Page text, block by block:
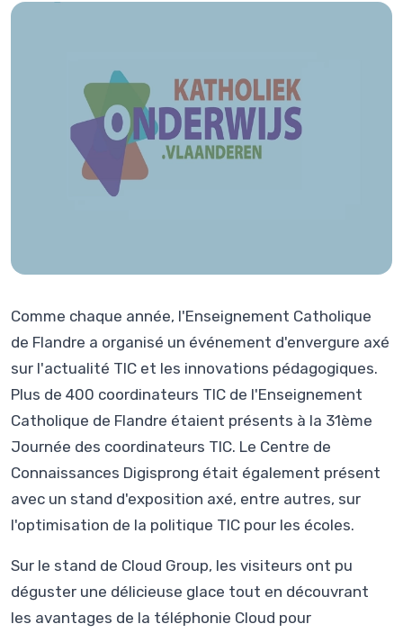
Comme chaque année, l'Enseignement Catholique
de Flandre a organisé un événement d'envergure axé
sur l'actualité TIC et les innovations pédagogiques.
Plus de 400 coordinateurs TIC de l'Enseignement
Catholique de Flandre étaient présents à la 31ème
Journée des coordinateurs TIC. Le Centre de
Connaissances Digisprong était également présent
avec un stand d'exposition axé, entre autres, sur
l'optimisation de la politique TIC pour les écoles.
Sur le stand de Cloud Group, les visiteurs ont pu
déguster une délicieuse glace tout en découvrant
les avantages de la téléphonie Cloud pour